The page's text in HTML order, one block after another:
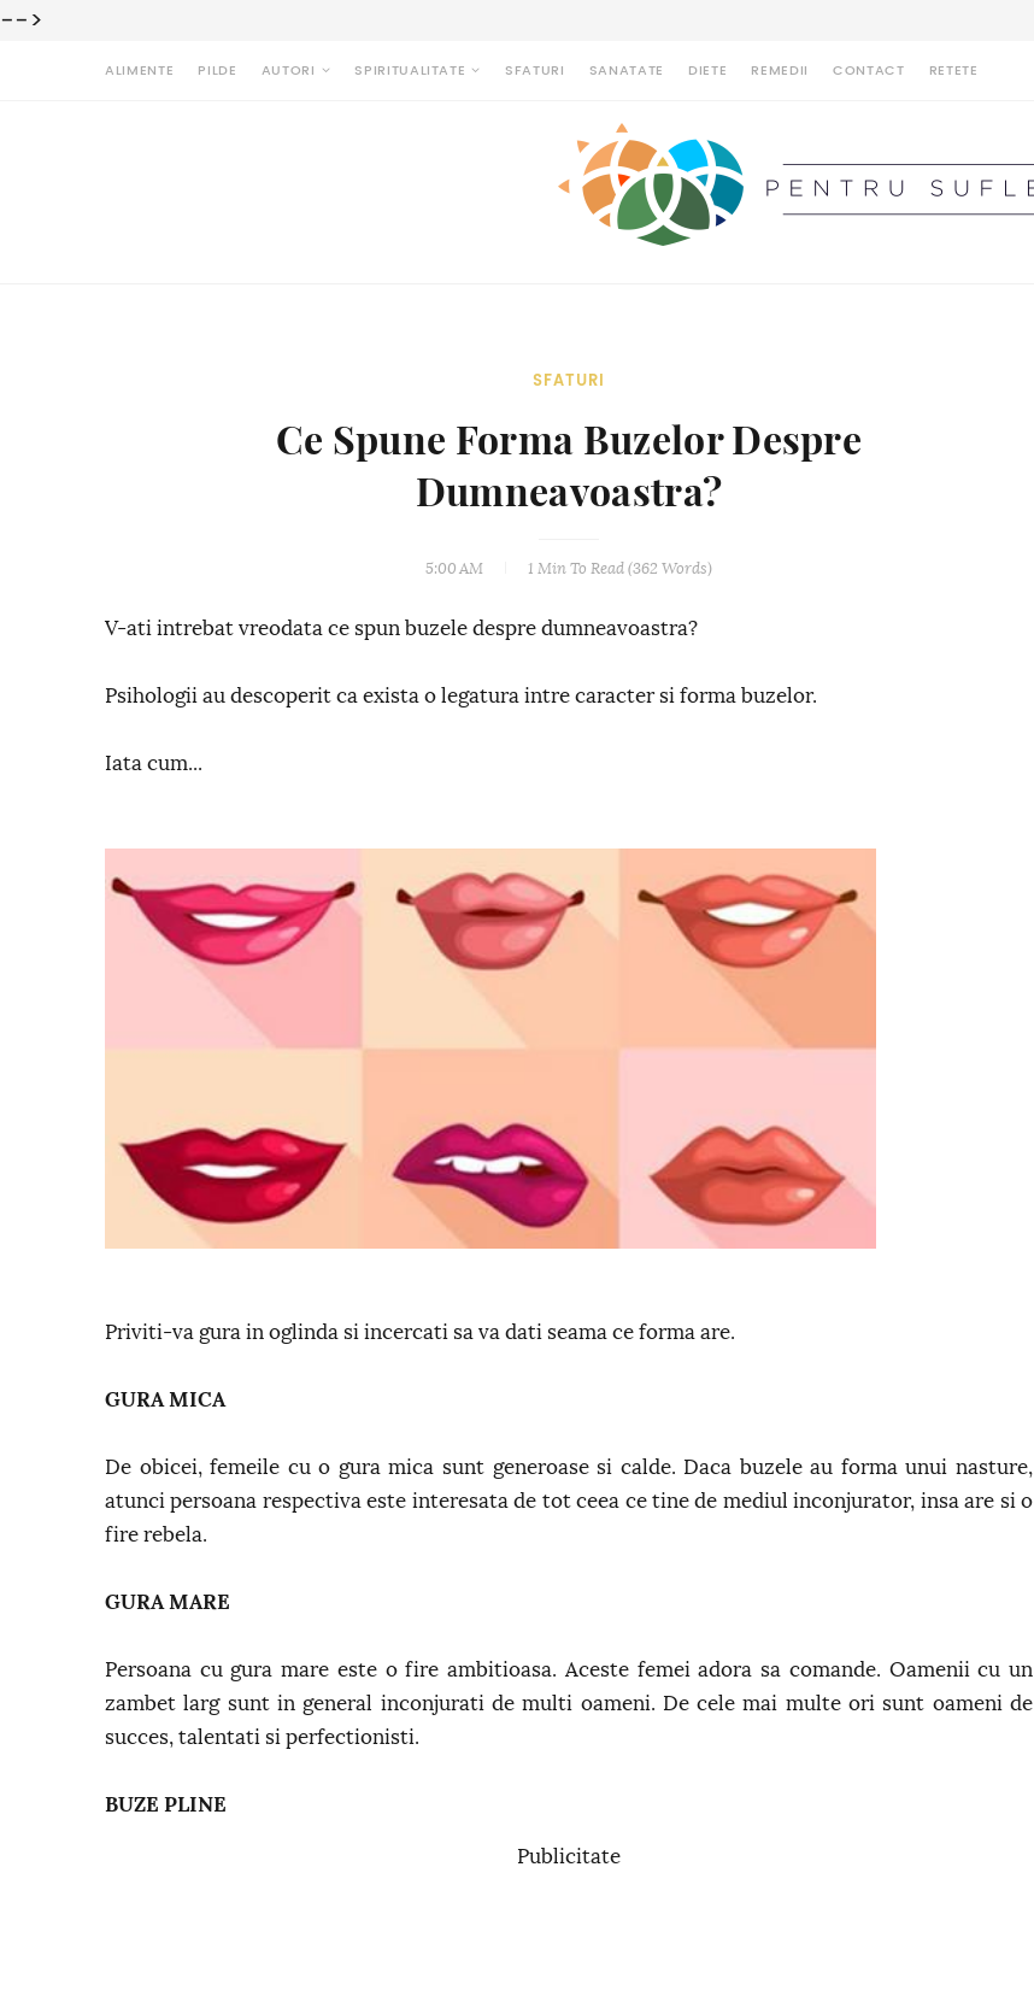
-->
ALIMENTE PILDE AUTORI SPIRITUALITATE SFATURI SANATATE DIETE REMEDII CONTACT RETETE
SFATURI
Ce Spune Forma Buzelor Despre
Dumneavoastra?
5:00 AM 1 Min To Read (362 Words)
V-ati intrebat vreodata ce spun buzele despre dumneavoastra?
Psihologii au descoperit ca exista o legatura intre caracter si forma buzelor.
Iata cum...
Priviti-va gura in oglinda si incercati sa va dati seama ce forma are.
GURA MICA
De obicei, femeile cu o gura mica sunt generoase si calde. Daca buzele au forma unui nasture,
atunci persoana respectiva este interesata de tot ceea ce tine de mediul inconjurator, insa are si o
fire rebela.
GURA MARE
Persoana cu gura mare este o fire ambitioasa. Aceste femei adora sa comande. Oamenii cu un
zambet larg sunt in general inconjurati de multi oameni. De cele mai multe ori sunt oameni de
succes, talentati si perfectionisti.
BUZE PLINE
Publicitate